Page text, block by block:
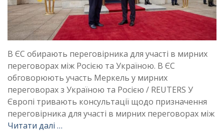
В ЄС обирають переговірника для участі в мирних
переговорах між Росією та Україною. В ЄС
обговорюють участь Меркель у мирних
переговорах з Україною та Росією / REUTERS У
Європі тривають консультації щодо призначення
переговірника для участі в мирних переговорах між
Читати далі …